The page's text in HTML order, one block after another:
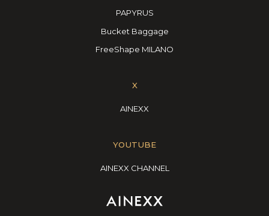
PAPYRUS
Bucket Baggage
FreeShape MILANO
X
AINEXX
YOUTUBE
AINEXX CHANNEL